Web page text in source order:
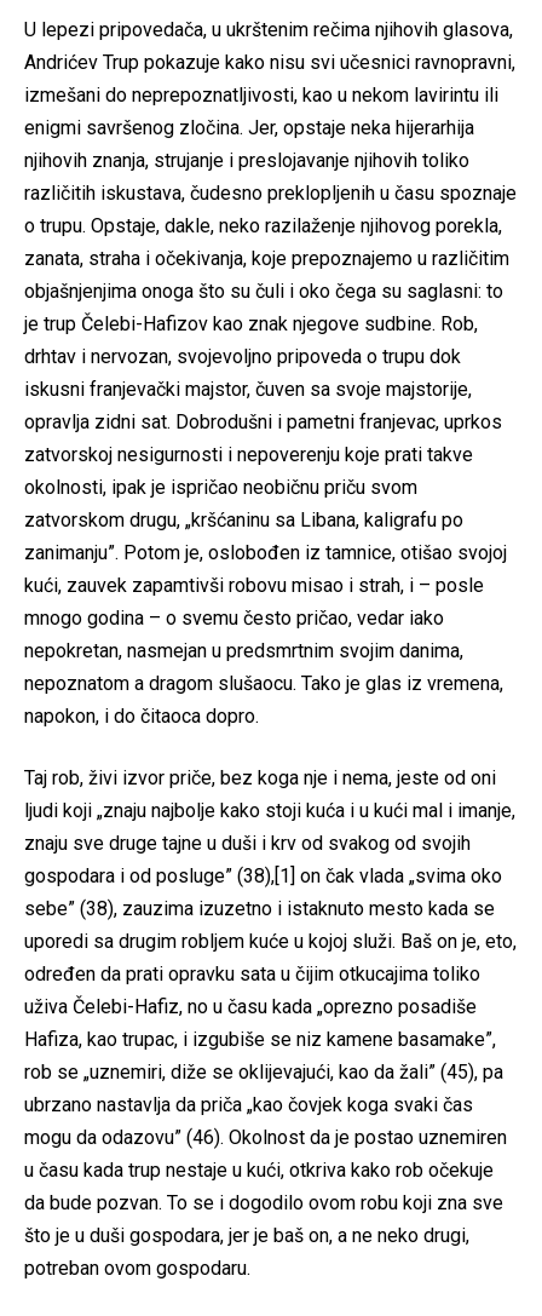
U lepezi pripovedača, u ukrštenim rečima njihovih glasova,
Andrićev Trup pokazuje kako nisu svi učesnici ravnopravni,
izmešani do neprepoznatljivosti, kao u nekom lavirintu ili
enigmi savršenog zločina. Jer, opstaje neka hijerarhija
njihovih znanja, strujanje i preslojavanje njihovih toliko
različitih iskustava, čudesno preklopljenih u času spoznaje
o trupu. Opstaje, dakle, neko razilaženje njihovog porekla,
zanata, straha i očekivanja, koje prepoznajemo u različitim
objašnjenjima onoga što su čuli i oko čega su saglasni: to
je trup Čelebi-Hafizov kao znak njegove sudbine. Rob,
drhtav i nervozan, svojevoljno pripoveda o trupu dok
iskusni franjevački majstor, čuven sa svoje majstorije,
opravlja zidni sat. Dobrodušni i pametni franjevac, uprkos
zatvorskoj nesigurnosti i nepoverenju koje prati takve
okolnosti, ipak je ispričao neobičnu priču svom
zatvorskom drugu, „kršćaninu sa Libana, kaligrafu po
zanimanju”. Potom je, oslobođen iz tamnice, otišao svojoj
kući, zauvek zapamtivši robovu misao i strah, i – posle
mnogo godina – o svemu često pričao, vedar iako
nepokretan, nasmejan u predsmrtnim svojim danima,
nepoznatom a dragom slušaocu. Tako je glas iz vremena,
napokon, i do čitaoca dopro.
Taj rob, živi izvor priče, bez koga nje i nema, jeste od oni
ljudi koji „znaju najbolje kako stoji kuća i u kući mal i imanje,
znaju sve druge tajne u duši i krv od svakog od svojih
gospodara i od posluge” (38),[1] on čak vlada „svima oko
sebe” (38), zauzima izuzetno i istaknuto mesto kada se
uporedi sa drugim robljem kuće u kojoj služi. Baš on je, eto,
određen da prati opravku sata u čijim otkucajima toliko
uživa Čelebi-Hafiz, no u času kada „oprezno posadiše
Hafiza, kao trupac, i izgubiše se niz kamene basamake”,
rob se „uznemiri, diže se oklijevajući, kao da žali” (45), pa
ubrzano nastavlja da priča „kao čovjek koga svaki čas
mogu da odazovu” (46). Okolnost da je postao uznemiren
u času kada trup nestaje u kući, otkriva kako rob očekuje
da bude pozvan. To se i dogodilo ovom robu koji zna sve
što je u duši gospodara, jer je baš on, a ne neko drugi,
potreban ovom gospodaru.